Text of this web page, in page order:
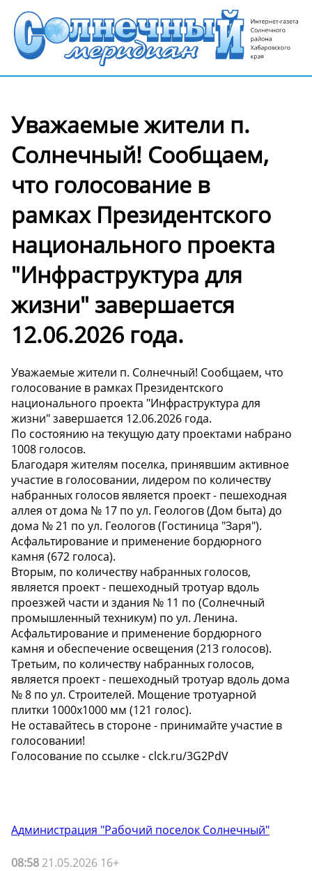
Уважаемые жители п.
Солнечный! Сообщаем,
что голосование в
рамках Президентского
национального проекта
"Инфраструктура для
жизни" завершается
12.06.2026 года.
Уважаемые жители п. Солнечный! Сообщаем, что
голосование в рамках Президентского
национального проекта "Инфраструктура для
жизни" завершается 12.06.2026 года.
По состоянию на текущую дату проектами набрано
1008 голосов.
Благодаря жителям поселка, принявшим активное
участие в голосовании, лидером по количеству
набранных голосов является проект - пешеходная
аллея от дома № 17 по ул. Геологов (Дом быта) до
дома № 21 по ул. Геологов (Гостиница "Заря").
Асфальтирование и применение бордюрного
камня (672 голоса).
Вторым, по количеству набранных голосов,
является проект - пешеходный тротуар вдоль
проезжей части и здания № 11 по (Солнечный
промышленный техникум) по ул. Ленина.
Асфальтирование и применение бордюрного
камня и обеспечение освещения (213 голосов).
Третьим, по количеству набранных голосов,
является проект - пешеходный тротуар вдоль дома
№ 8 по ул. Строителей. Мощение тротуарной
плитки 1000х1000 мм (121 голос).
Не оставайтесь в стороне - принимайте участие в
голосовании!
Голосование по ссылке - clck.ru/3G2PdV
Администрация "Рабочий поселок Солнечный"
08:58 21.05.2026 16+